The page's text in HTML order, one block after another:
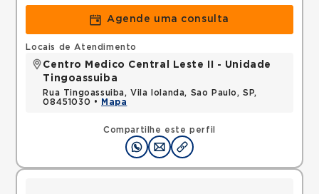
Agende uma consulta
Compartilhe este perfil
Locais de Atendimento
Centro Medico Central Leste II - Unidade
Tingoassuiba
Rua Tingoassuiba, Vila Iolanda, Sao Paulo, SP,
08451030 •
Mapa